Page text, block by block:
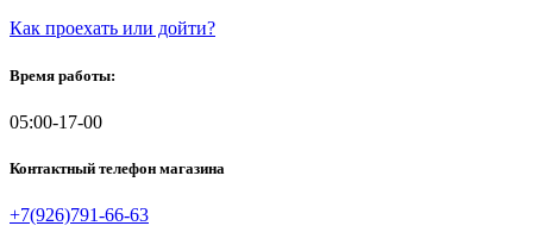
Как проехать или дойти?
Время работы:
05:00-17-00
Контактный телефон магазина
+7(926)791-66-63